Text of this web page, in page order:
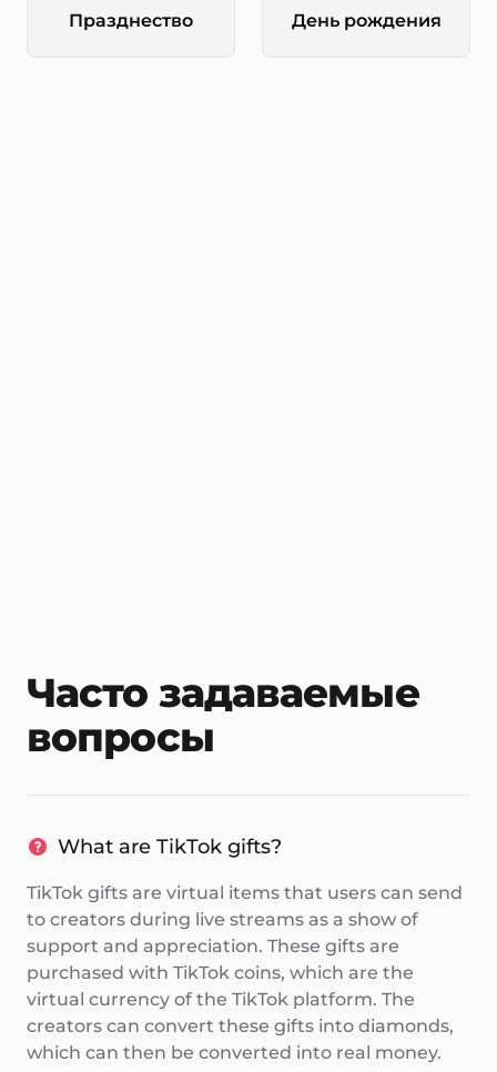
Празднество День рождения
Часто задаваемые
вопросы
What are TikTok gifts?
TikTok gifts are virtual items that users can send
to creators during live streams as a show of
support and appreciation. These gifts are
purchased with TikTok coins, which are the
virtual currency of the TikTok platform. The
creators can convert these gifts into diamonds,
which can then be converted into real money.